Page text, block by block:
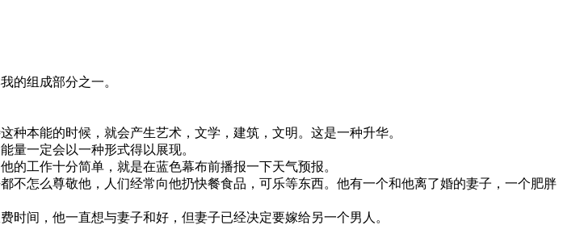
的组成部分之一。
本能的时候，就会产生艺术，文学，建筑，文明。这是一种升华。
量一定会以一种形式得以展现。
的工作十分简单，就是在蓝色幕布前播报一下天气预报。
怎么尊敬他，人们经常向他扔快餐食品，可乐等东西。他有一个和他离了婚的妻子，一个肥胖
间，他一直想与妻子和好，但妻子已经决定要嫁给另一个男人。